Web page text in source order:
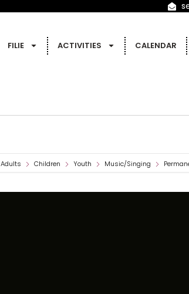
FILIE ACTIVITIES CALENDAR
Adults Children Youth Music/Singing